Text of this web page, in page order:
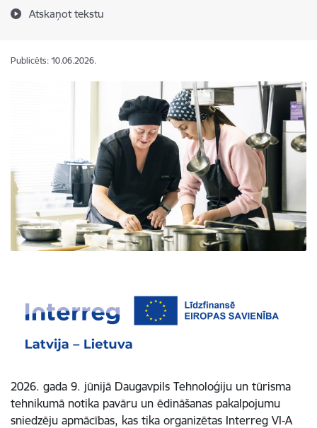
Atskaņot tekstu
Publicēts: 10.06.2026.
2026. gada 9. jūnijā Daugavpils Tehnoloģiju un tūrisma
tehnikumā notika pavāru un ēdināšanas pakalpojumu
sniedzēju apmācības, kas tika organizētas Interreg VI-A